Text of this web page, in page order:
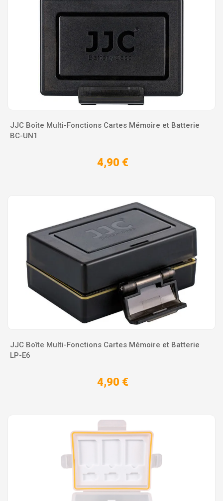
JJC Boîte Multi-Fonctions Cartes Mémoire et Batterie
BC-UN1
4,90 €
JJC Boîte Multi-Fonctions Cartes Mémoire et Batterie
LP-E6
4,90 €